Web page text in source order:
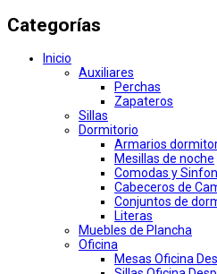
Categorías
Inicio
Auxiliares
Perchas
Zapateros
Sillas
Dormitorio
Armarios
Mesillas de noche
Comodas y
Cabeceros de
Conjuntos de
Literas
Muebles de Plancha
Oficina
Mesas Oficina